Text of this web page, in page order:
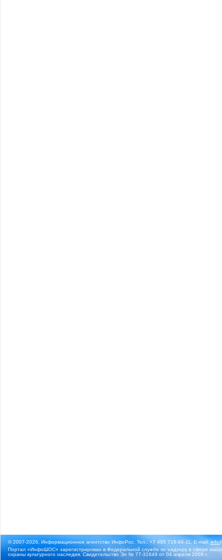
© 2007-2026, Информационное агентство ИнфоРос. Тел.: +7 495 718-84-11, E-mail:
Портал «ИнфоШОС» зарегистрирован в Федеральной службе по надзору в сфере
охраны культурного наследия. Свидетельство Эл № 77-31649 от 04 апреля 2008 г.